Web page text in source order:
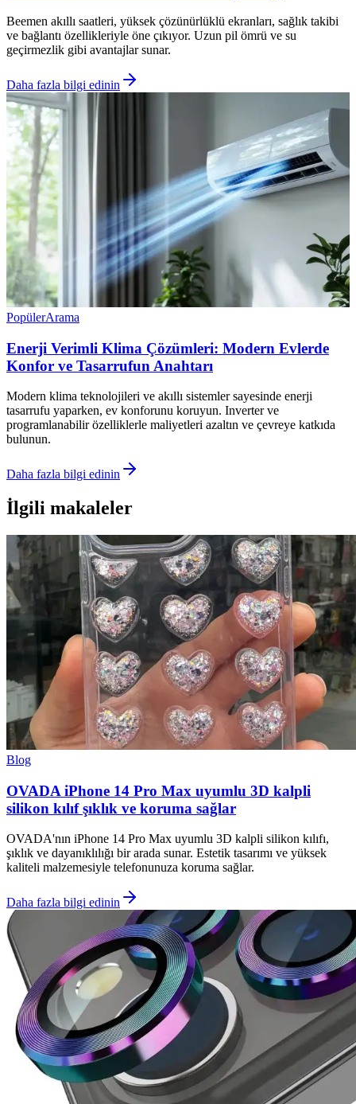
Beemen akıllı saatleri, yüksek çözünürlüklü ekranları, sağlık takibi
ve bağlantı özellikleriyle öne çıkıyor. Uzun pil ömrü ve su
geçirmezlik gibi avantajlar sunar.
Daha fazla bilgi edinin
PopülerArama
Enerji Verimli Klima Çözümleri: Modern Evlerde
Konfor ve Tasarrufun Anahtarı
Modern klima teknolojileri ve akıllı sistemler sayesinde enerji
tasarrufu yaparken, ev konforunu koruyun. Inverter ve
programlanabilir özelliklerle maliyetleri azaltın ve çevreye katkıda
bulunun.
Daha fazla bilgi edinin
İlgili makaleler
Blog
OVADA iPhone 14 Pro Max uyumlu 3D kalpli
silikon kılıf şıklık ve koruma sağlar
OVADA'nın iPhone 14 Pro Max uyumlu 3D kalpli silikon kılıfı,
şıklık ve dayanıklılığı bir arada sunar. Estetik tasarımı ve yüksek
kaliteli malzemesiyle telefonunuza koruma sağlar.
Daha fazla bilgi edinin